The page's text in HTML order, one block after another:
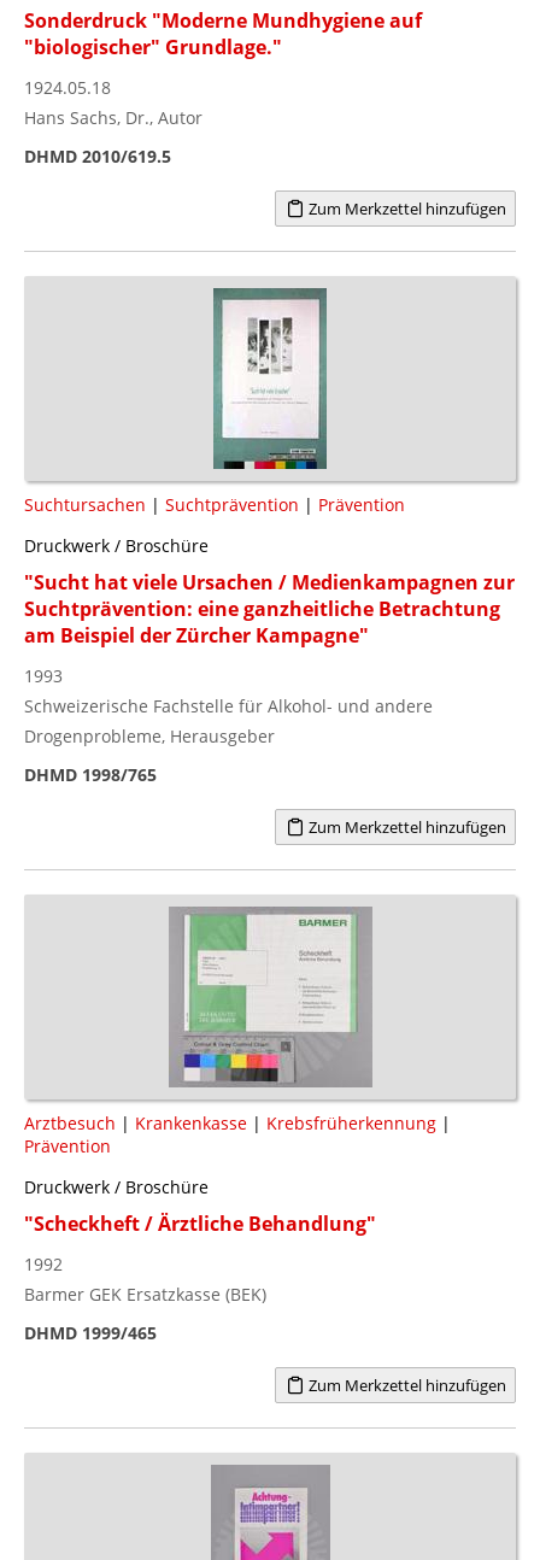
Sonderdruck "Moderne Mundhygiene auf
"biologischer" Grundlage."
1924.05.18
Hans Sachs, Dr., Autor
DHMD 2010/619.5
Zum Merkzettel hinzufügen
Suchtursachen | Suchtprävention | Prävention
Druckwerk / Broschüre
"Sucht hat viele Ursachen / Medienkampagnen zur
Suchtprävention: eine ganzheitliche Betrachtung
am Beispiel der Zürcher Kampagne"
1993
Schweizerische Fachstelle für Alkohol- und andere
Drogenprobleme, Herausgeber
DHMD 1998/765
Zum Merkzettel hinzufügen
Arztbesuch | Krankenkasse | Krebsfrüherkennung |
Prävention
Druckwerk / Broschüre
"Scheckheft / Ärztliche Behandlung"
1992
Barmer GEK Ersatzkasse (BEK)
DHMD 1999/465
Zum Merkzettel hinzufügen